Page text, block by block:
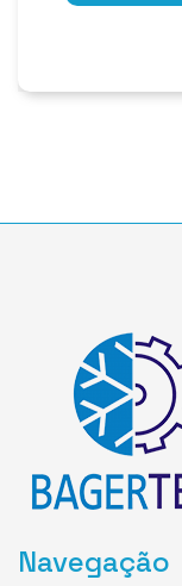
Navegação